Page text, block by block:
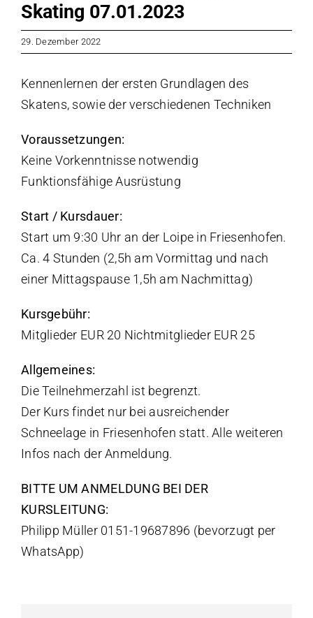
Skating 07.01.2023
29. Dezember 2022
Kennenlernen der ersten Grundlagen des
Skatens, sowie der verschiedenen Techniken
Voraussetzungen:
Keine Vorkenntnisse notwendig
Funktionsfähige Ausrüstung
Start / Kursdauer:
Start um 9:30 Uhr an der Loipe in Friesenhofen.
Ca. 4 Stunden (2,5h am Vormittag und nach
einer Mittagspause 1,5h am Nachmittag)
Kursgebühr:
Mitglieder EUR 20 Nichtmitglieder EUR 25
Allgemeines:
Die Teilnehmerzahl ist begrenzt.
Der Kurs findet nur bei ausreichender
Schneelage in Friesenhofen statt. Alle weiteren
Infos nach der Anmeldung.
BITTE UM ANMELDUNG BEI DER
KURSLEITUNG:
Philipp Müller 0151-19687896 (bevorzugt per
WhatsApp)